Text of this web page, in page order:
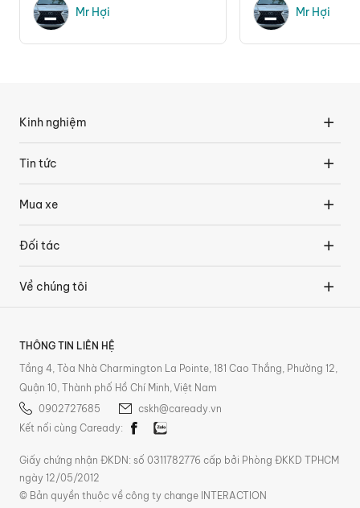
Mr Hợi Mr Hợi
Kinh nghiệm
Tin tức
Mua xe
Đối tác
Về chúng tôi
THÔNG TIN LIÊN HỆ
Tầng 4, Tòa Nhà Charmington La Pointe, 181 Cao Thắng, Phường 12,
Quận 10, Thành phố Hồ Chí Minh, Việt Nam
0902727685
cskh@caready.vn
Kết nối cùng Caready:
Giấy chứng nhận ĐKDN: số 0311782776 cấp bởi Phòng ĐKKD TPHCM
ngày 12/05/2012
© Bản quyền thuộc về công ty change INTERACTION